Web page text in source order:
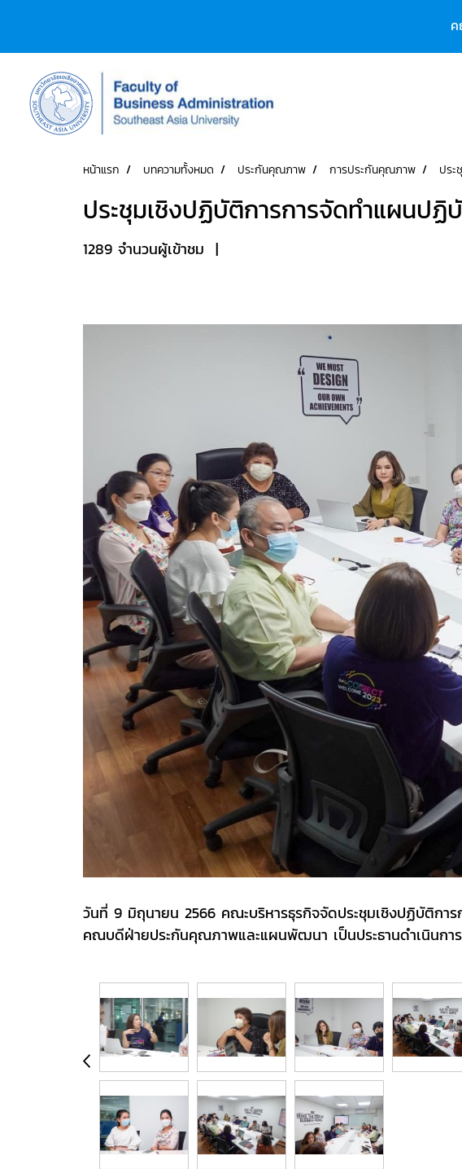
ค
หน้าแรก บทความทั้งหมด ประกันคุณภาพ การประกันคุณภาพ ปร
ประชุมเชิงปฏิบัติการการจัดทำแผนปฏิ
1289 จำนวนผู้เข้าชม |
วันที่ 9 มิถุนายน 2566 คณะบริหารธุรกิจจัดประชุมเชิงปฏิบัติก
คณบดีฝ่ายประกันคุณภาพและแผนพัฒนา เป็นประธานดำเนินกา